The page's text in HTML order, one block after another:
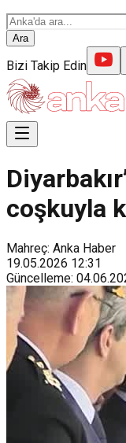
Ara
Bizi Takip Edin
coşkuyla
Mahreç: Anka Haber
19.05.2026 12:31
Güncelleme: